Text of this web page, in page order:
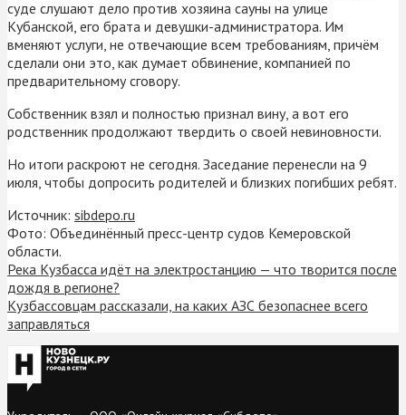
суде слушают дело против хозяина сауны на улице
Кубанской, его брата и девушки-администратора. Им
вменяют услуги, не отвечающие всем требованиям, причём
сделали они это, как думает обвинение, компанией по
предварительному сговору.
Собственник взял и полностью признал вину, а вот его
родственник продолжают твердить о своей невиновности.
Но итоги раскроют не сегодня. Заседание перенесли на 9
июля, чтобы допросить родителей и близких погибших ребят.
Источник: sibdepo.ru
Фото: Объединённый пресс-центр судов Кемеровской
области.
Река Кузбасса идёт на электростанцию — что творится после
дождя в регионе?
Кузбассовцам рассказали, на каких АЗС безопаснее всего
заправляться